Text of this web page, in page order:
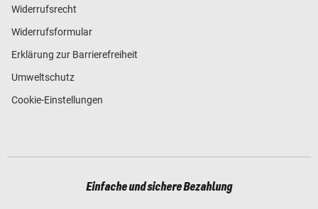
Widerrufsrecht
Widerrufsformular
Erklärung zur Barrierefreiheit
Umweltschutz
Cookie-Einstellungen
Einfache und sichere Bezahlung